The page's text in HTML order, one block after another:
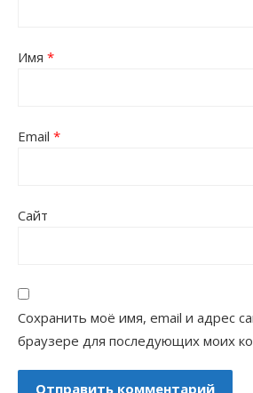
Имя *
Email *
Сайт
Сохранить моё имя, email и адрес
браузере для последующих моих